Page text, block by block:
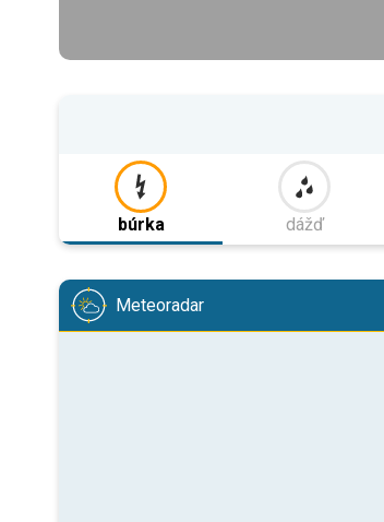
búrka dážď
Meteoradar